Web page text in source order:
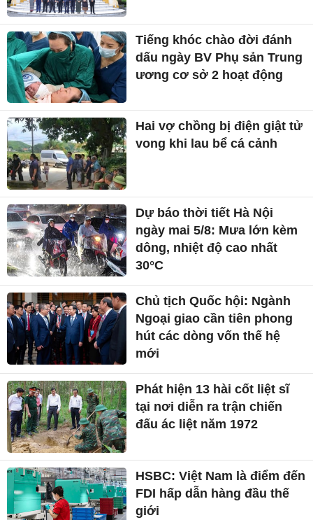
Tiếng khóc chào đời đánh
dấu ngày BV Phụ sản Trung
ương cơ sở 2 hoạt động
Hai vợ chồng bị điện giật tử
vong khi lau bể cá cảnh
Dự báo thời tiết Hà Nội
ngày mai 5/8: Mưa lớn kèm
dông, nhiệt độ cao nhất
30°C
Chủ tịch Quốc hội: Ngành
Ngoại giao cần tiên phong
hút các dòng vốn thế hệ
mới
Phát hiện 13 hài cốt liệt sĩ
tại nơi diễn ra trận chiến
đấu ác liệt năm 1972
HSBC: Việt Nam là điểm đến
FDI hấp dẫn hàng đầu thế
giới